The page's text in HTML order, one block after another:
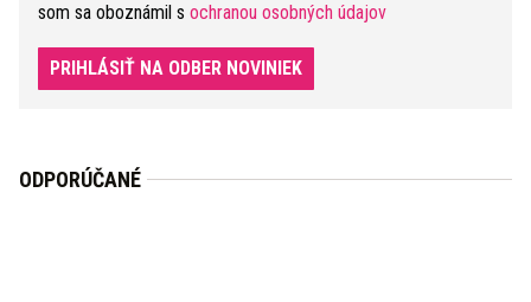
som sa oboznámil s ochranou osobných údajov
PRIHLÁSIŤ NA ODBER NOVINIEK
ODPORÚČANÉ